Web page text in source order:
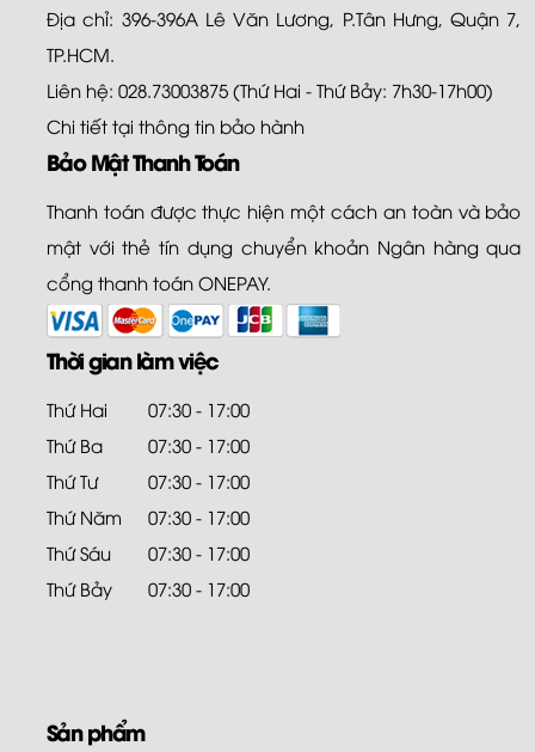
Địa chỉ: 396-396A Lê Văn Lương, P.Tân Hưng, Quận 7,
TP.HCM.
Liên hệ: 028.73003875 (Thứ Hai - Thứ Bảy: 7h30-17h00)
Chi tiết tại thông tin bảo hành
Bảo Mật Thanh Toán
Thanh toán được thực hiện một cách an toàn và bảo
mật với thẻ tín dụng chuyển khoản Ngân hàng qua
cổng thanh toán ONEPAY.
Thời gian làm việc
Thứ Hai
07:30 - 17:00
Thứ Ba
07:30 - 17:00
Thứ Tư
07:30 - 17:00
Thứ Năm
07:30 - 17:00
Thứ Sáu
07:30 - 17:00
Thứ Bảy
07:30 - 17:00
Sản phẩm